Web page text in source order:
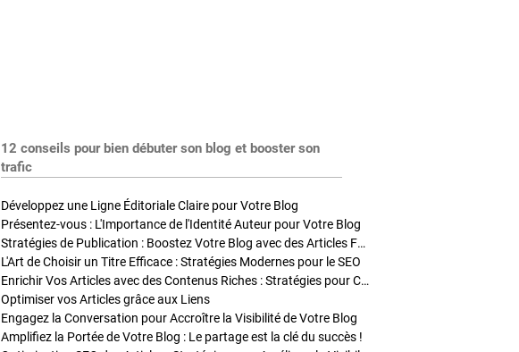
12 conseils pour bien débuter son blog et booster son
trafic
Développez une Ligne Éditoriale Claire pour Votre Blog
Présentez-vous : L'Importance de l'Identité Auteur pour Votre Blog
Stratégies de Publication : Boostez Votre Blog avec des Articles Fréquents et Exclusifs
L'Art de Choisir un Titre Efficace : Stratégies Modernes pour le SEO
Enrichir Vos Articles avec des Contenus Riches : Stratégies pour Captiver et Optimiser
Optimiser vos Articles grâce aux Liens
Engagez la Conversation pour Accroître la Visibilité de Votre Blog
Amplifiez la Portée de Votre Blog : Le partage est la clé du succès !